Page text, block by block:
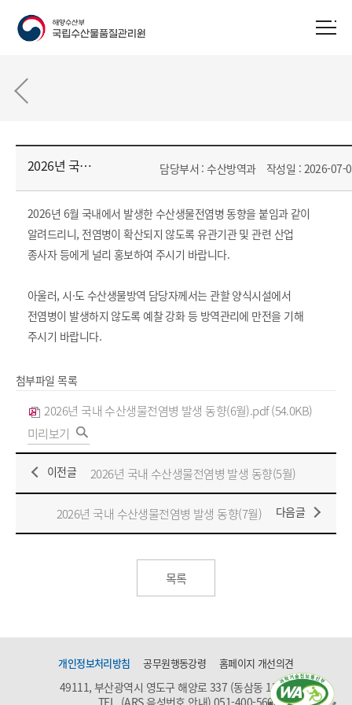
2026년 국내 수산생물전염병 발생 동향(6월) 담당부서 : 수산방역과 작성일 : 2026-07-
2026년 6월 국내에서 발생한 수산생물전염병 동향을 붙임과 같이
알려드리니, 전염병이 확산되지 않도록 유관기관 및 관련 산업
종사자 등에게 널리 홍보하여 주시기 바랍니다.
아울러, 시·도 수산생물방역 담당자께서는 관할 양식시설에서
전염병이 발생하지 않도록 예찰 강화 등 방역관리에 만전을 기해
주시기 바랍니다.
첨부파일 목록
2026년 국내 수산생물전염병 발생 동향(6월).pdf (54.0KB)
미리보기
이전글 2026년 국내 수산생물전염병 발생 동향(5월)
다음글
2026년 국내 수산생물전염병 발생 동향(7월)
목록
개인정보처리방침 공무원행동강령 홈페이지 개선의견
49111, 부산광역시 영도구 해양로 337 (동삼동 1159)
TEL. (ARS 음성번호 안내)051-400-5600